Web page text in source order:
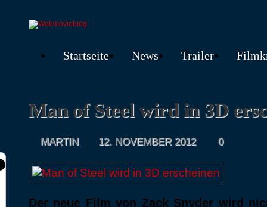
Startseite News Trailer
Man of Steel wird in 3D
MARTIN 12. NOVEMBER 2012 0
Der neue Film von Zack Snyder wird